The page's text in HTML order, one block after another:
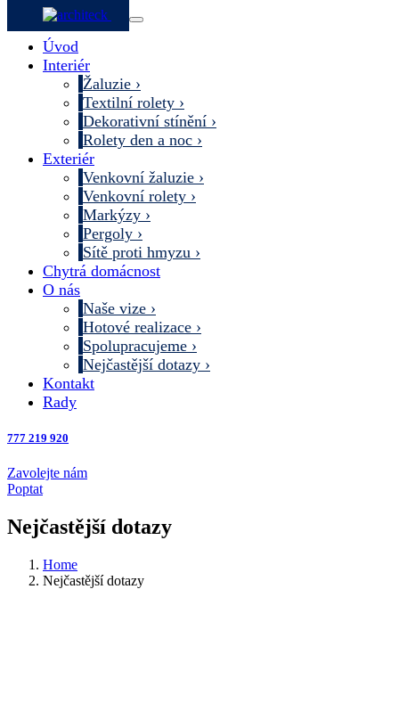
Úvod
Interiér
Žaluzie
Textilní rolety
Dekorativní stínění
Rolety den a noc
Exteriér
Venkovní žaluzie
Venkovní rolety
Markýzy
Pergoly
Sítě proti hmyzu
Chytrá domácnost
O nás
Naše vize
Hotové realizace
Spolupracujeme
Nejčastější dotazy
Kontakt
Rady
777 219 920
Zavolejte nám
Poptat
Nejčastější dotazy
Home
Nejčastější dotazy